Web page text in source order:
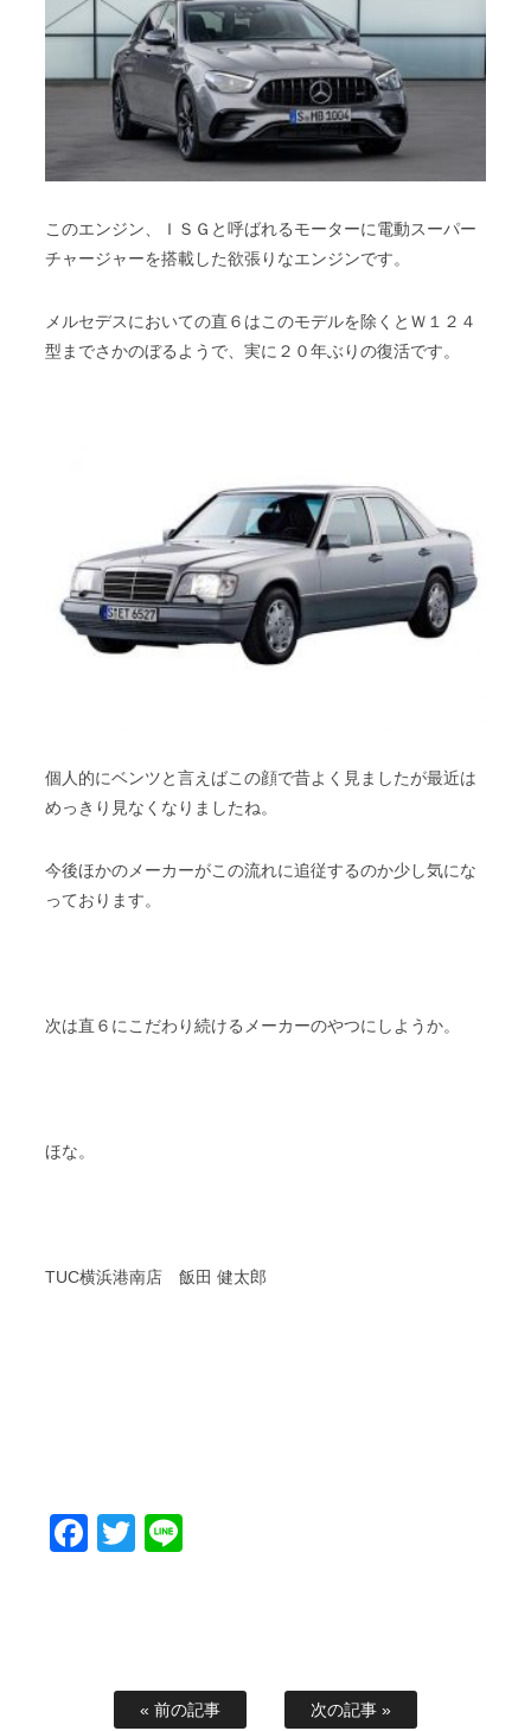
このエンジン、ＩＳＧと呼ばれるモーターに電動スーパー
チャージャーを搭載した欲張りなエンジンです。
メルセデスにおいての直６はこのモデルを除くとＷ１２４
型までさかのぼるようで、実に２０年ぶりの復活です。
個人的にベンツと言えばこの顔で昔よく見ましたが最近は
めっきり見なくなりましたね。
今後ほかのメーカーがこの流れに追従するのか少し気にな
っております。
次は直６にこだわり続けるメーカーのやつにしようか。
ほな。
TUC横浜港南店 飯田 健太郎
Facebook
Twitter
« 前の記事 次の記事 »